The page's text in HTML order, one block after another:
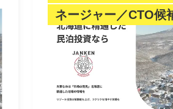
ネージャー／CTO候